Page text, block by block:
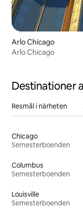
Arlo Chicago
Arlo Chicago
Destinationer
Resmål i närheten
Chicago
Semesterboenden
Columbus
Semesterboenden
Louisville
Semesterboenden